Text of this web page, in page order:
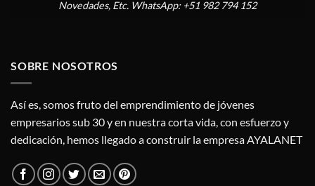
Novedades, Etc. WhatsApp: +51 982 794 152
SOBRE NOSOTROS
Así es, somos fruto del emprendimiento de jóvenes
empresarios sub 30 y en nuestra corta vida, con esfuerzo y
dedicación, hemos llegado a construir la empresa AYALANET